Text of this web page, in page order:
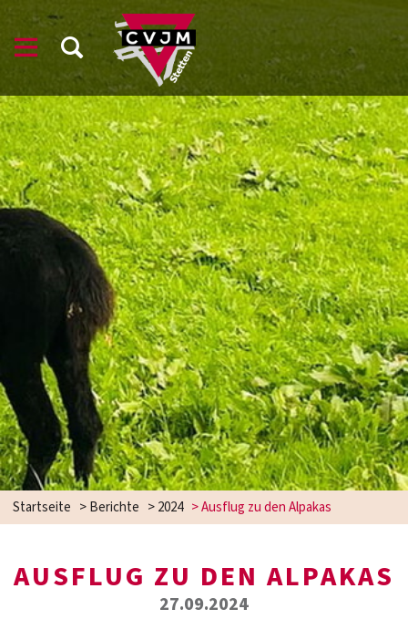
Startseite >Berichte >2024 >Ausflug zu den Alpakas
AUSFLUG ZU DEN ALPAKAS
27.09.2024